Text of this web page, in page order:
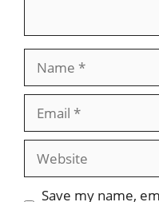
Website
Save my name,